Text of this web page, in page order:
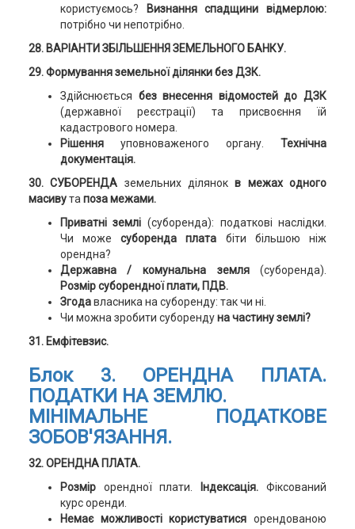
користуємось?
Визнання спадщини відмерлою:
потрібно чи непотрібно.
28. ВАРІАНТИ ЗБІЛЬШЕННЯ ЗЕМЕЛЬНОГО БАНКУ.
29. Формування земельної ділянки без ДЗК.
Здійснюється без внесення відомостей до ДЗК
(державної реєстрації) та присвоєння їй
кадастрового номера.
Рішення уповноваженого органу.Технічна
документація.
30. СУБОРЕНДА земельних ділянокв межах одного
масивутапоза межами.
Приватні землі (суборенда): податкові наслідки.
Чи можесуборенда плата біти більшою ніж
орендна?
Державна / комунальна земля(суборенда).
Розмір суборендної плати, ПДВ.
Згодавласника на суборенду: так чи ні.
Чи можна зробити суборендуна частину землі?
31. Емфітевзис.
Блок 3. ОРЕНДНА ПЛАТА.
ПОДАТКИ НА ЗЕМЛЮ.
МІНІМАЛЬНЕ ПОДАТКОВЕ
ЗОБОВ'ЯЗАННЯ.
32. ОРЕНДНА ПЛАТА.
Розмір орендної плати. Індексація.Фіксований
курс оренди.
Немає можливості користуватисяорендованою